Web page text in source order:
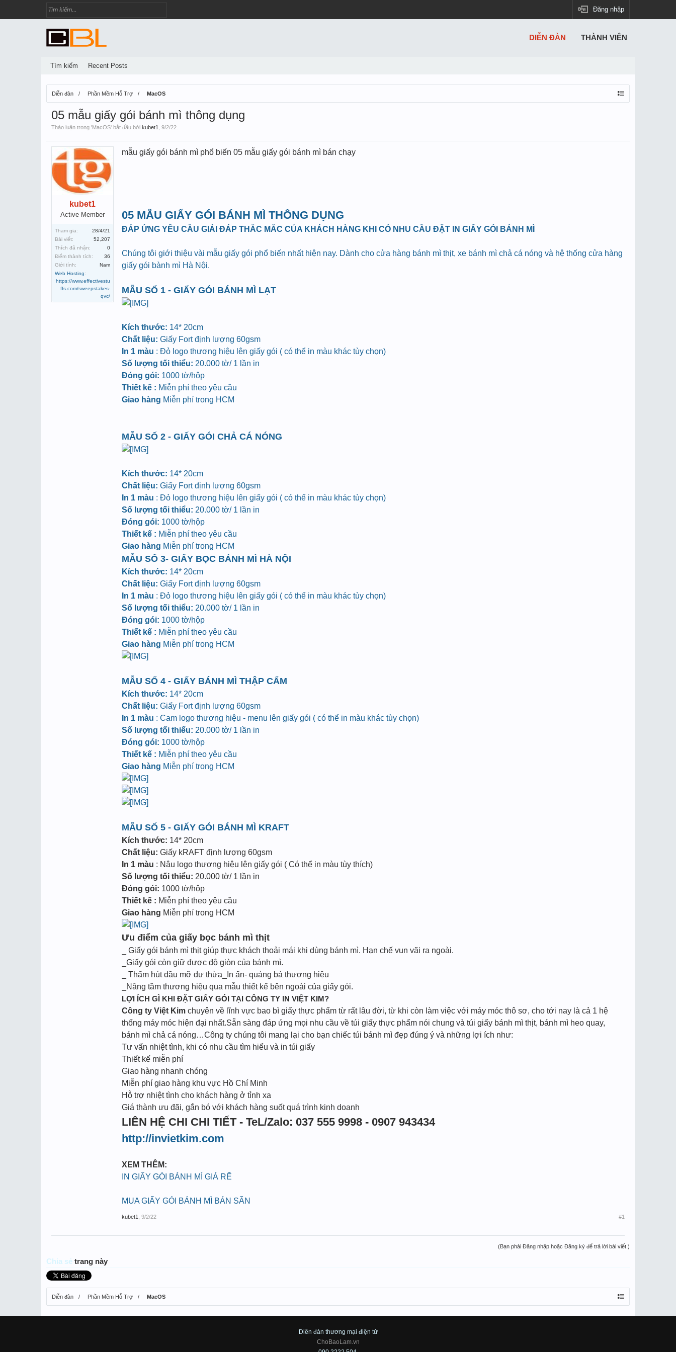
Đăng nhập
Diễn đàn Phần Mềm Hỗ Trợ MacOS
05 mẫu giấy gói bánh mì thông dụng
Thảo luận trong 'MacOS' bắt đầu bởi kubet1 9/2/22
kubet1
Active Member
Tham gia:
28/4/21
Bài viết:
52,207
Thích đã nhận:
0
Điểm thành tích:
36
Giới tính:
Nam
Web Hosting:
https://www.effectivestu
ffs.com/sweepstakes-
qvc/
mẫu giấy gói bánh mì phổ biến 05 mẫu giấy gói bánh mì bán chạy
05 MẪU GIẤY GÓI BÁNH MÌ THÔNG DỤNG
ĐÁP ỨNG YÊU CẦU GIẢI ĐÁP THẮC MẮC CỦA KHÁCH HÀNG KHI CÓ NHU CẦU ĐẶT IN GIẤY GÓI BÁNH MÌ
Chúng tôi giới thiệu vài mẫu giấy gói phổ biến nhất hiện nay. Dành cho cửa hàng bánh mì thịt, xe bánh mì chả cá nóng và hệ thống cửa hàng
giấy gói bành mì Hà Nội.
MẪU SỐ 1 - GIẤY GÓI BÁNH MÌ LẠT
Kích thước: 14* 20cm
Chất liệu: Giấy Fort định lượng 60gsm
In 1 màu : Đỏ logo thương hiệu lên giấy gói ( có thể in màu khác tùy chọn)
Số lượng tối thiểu: 20.000 tờ/ 1 lần in
Đóng gói: 1000 tờ/hộp
Thiết kế : Miễn phí theo yêu cầu
Giao hàng Miễn phí trong HCM
MẪU SỐ 2 - GIẤY GÓI CHẢ CÁ NÓNG
Kích thước: 14* 20cm
Chất liệu: Giấy Fort định lượng 60gsm
In 1 màu : Đỏ logo thương hiệu lên giấy gói ( có thể in màu khác tùy chọn)
Số lượng tối thiểu: 20.000 tờ/ 1 lần in
Đóng gói: 1000 tờ/hộp
Thiết kế : Miễn phí theo yêu cầu
Giao hàng Miễn phí trong HCM
MẪU SỐ 3- GIẤY BỌC BÁNH MÌ HÀ NỘI
Kích thước: 14* 20cm
Chất liệu: Giấy Fort định lượng 60gsm
In 1 màu : Đỏ logo thương hiệu lên giấy gói ( có thể in màu khác tùy chọn)
Số lượng tối thiểu: 20.000 tờ/ 1 lần in
Đóng gói: 1000 tờ/hộp
Thiết kế : Miễn phí theo yêu cầu
Giao hàng Miễn phí trong HCM
MẪU SỐ 4 - GIẤY BÁNH MÌ THẬP CẨM
Kích thước: 14* 20cm
Chất liệu: Giấy Fort định lượng 60gsm
In 1 màu : Cam logo thương hiệu - menu lên giấy gói ( có thể in màu khác tùy chọn)
Số lượng tối thiểu: 20.000 tờ/ 1 lần in
Đóng gói: 1000 tờ/hộp
Thiết kế : Miễn phí theo yêu cầu
Giao hàng Miễn phí trong HCM
MẪU SỐ 5 - GIẤY GÓI BÁNH MÌ KRAFT
Kích thước: 14* 20cm
Chất liệu: Giấy kRAFT định lượng 60gsm
In 1 màu : Nâu logo thương hiệu lên giấy gói ( Có thể in màu tùy thích)
Số lượng tối thiểu: 20.000 tờ/ 1 lần in
Đóng gói: 1000 tờ/hộp
Thiết kế : Miễn phí theo yêu cầu
Giao hàng Miễn phí trong HCM
Ưu điểm của giấy bọc bánh mì thịt
_ Giấy gói bánh mì thịt giúp thực khách thoải mái khi dùng bánh mì. Hạn chế vun vãi ra ngoài.
_Giấy gói còn giữ được độ giòn của bánh mì.
_ Thấm hút dầu mỡ dư thừa_In ấn- quảng bá thương hiệu
_Nâng tầm thương hiệu qua mẫu thiết kế bên ngoài của giấy gói.
LỢI ÍCH GÌ KHI ĐẶT GIẤY GÓI TẠI CÔNG TY IN VIỆT KIM?
Công ty Việt Kim chuyên về lĩnh vực bao bì giấy thực phẩm từ rất lâu đời, từ khi còn làm việc với máy móc thô sơ, cho tới nay là cả 1 hệ
thống máy móc hiện đại nhất.Sẵn sàng đáp ứng mọi nhu cầu về túi giấy thực phẩm nói chung và túi giấy bánh mì thịt, bánh mì heo quay,
bánh mì chả cá nóng…Công ty chúng tôi mang lại cho bạn chiếc túi bánh mì đẹp đúng ý và những lợi ích như:
Tư vấn nhiệt tình, khi có nhu cầu tìm hiểu và in túi giấy
Thiết kế miễn phí
Giao hàng nhanh chóng
Miễn phí giao hàng khu vực Hồ Chí Minh
Hỗ trợ nhiệt tình cho khách hàng ở tỉnh xa
Giá thành ưu đãi, gắn bó với khách hàng suốt quá trình kinh doanh
LIÊN HỆ CHI CHI TIẾT - TeL/Zalo: 037 555 9998 - 0907 943434
http://invietkim.com
XEM THÊM:
IN GIẤY GÓI BÁNH MÌ GIÁ RẼ
MUA GIẤY GÓI BÁNH MÌ BÁN SÃN
kubet1 9/2/22 #1
(Bạn phải Đăng nhập hoặc Đăng ký để trả lời bài viết.)
Chia sẻ trang này
Diễn đàn Phần Mềm Hỗ Trợ MacOS
DIỄN ĐÀN
Tìm kiếm Recent Posts
THÀNH VIÊN
Diên đàn thương mại điện tử
ChoBaoLam.vn